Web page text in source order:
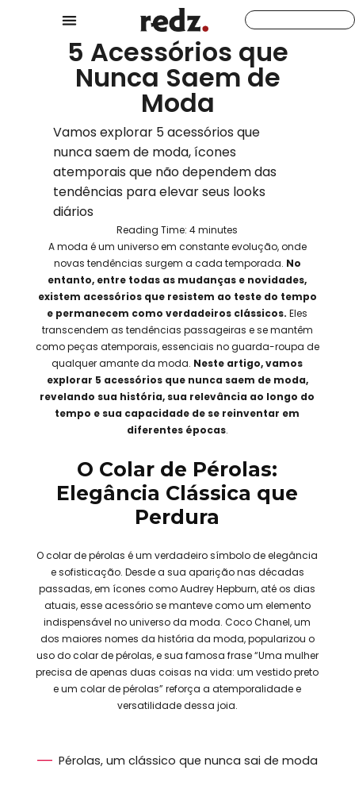
5 Acessórios que
Nunca Saem de
Moda
Vamos explorar 5 acessórios que
nunca saem de moda, ícones
atemporais que não dependem das
tendências para elevar seus looks
diários
Reading Time:4 minutes
A moda é um universo em constante evolução, onde
novas tendências surgem a cada temporada. No
entanto, entre todas as mudanças e novidades,
existem acessórios que resistem ao teste do tempo
e permanecem como verdadeiros clássicos.Eles
transcendem as tendências passageiras e se mantêm
como peças atemporais, essenciais no guarda-roupa de
qualquer amante da moda. Neste artigo, vamos
explorar 5 acessórios que nunca saem de moda,
revelando sua história, sua relevância ao longo do
tempo e sua capacidade de se reinventar em
diferentes épocas.
O Colar de Pérolas:
Elegância Clássica que
Perdura
O colar de pérolas é um verdadeiro símbolo de elegância
e sofisticação. Desde a sua aparição nas décadas
passadas, em ícones como Audrey Hepburn, até os dias
atuais, esse acessório se manteve como um elemento
indispensável no universo da moda. Coco Chanel, um
dos maiores nomes da história da moda, popularizou o
uso do colar de pérolas, e sua famosa frase “Uma mulher
precisa de apenas duas coisas na vida: um vestido preto
e um colar de pérolas” reforça a atemporalidade e
versatilidade dessa joia.
Pérolas, um clássico que nunca sai de moda